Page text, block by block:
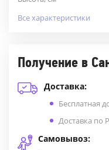
Все характеристики
Получение в
Доставка:
Бесплатная
Доставка по
Самовывоз: